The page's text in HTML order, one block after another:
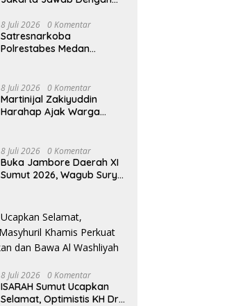
8 Juli 2026 0 Komentar
Satresnarkoba
Polrestabes Medan
8 Juli 2026 0 Komentar
Martinijal Zakiyuddin
Harahap Ajak Warga
Keseharian
8 Juli 2026 0 Komentar
Buka Jambore Daerah XI
Sumut 2026, Wagub Surya
Pembawa Solusi
8 Juli 2026 0 Komentar
ISARAH Sumut Ucapkan
Selamat, Optimistis KH Dr